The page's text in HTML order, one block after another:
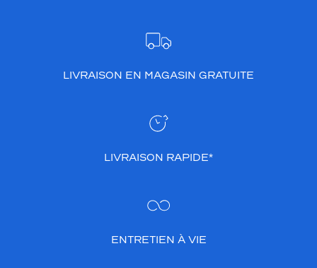
LIVRAISON EN MAGASIN GRATUITE
LIVRAISON RAPIDE*
ENTRETIEN À VIE